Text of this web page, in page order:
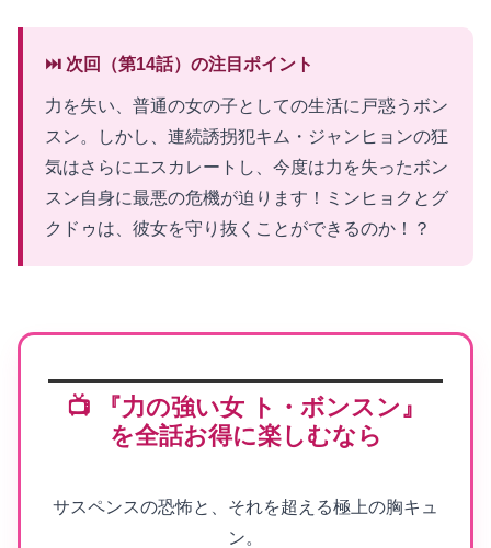
⏭️ 次回（第14話）の注目ポイント
力を失い、普通の女の子としての生活に戸惑うボン
スン。しかし、連続誘拐犯キム・ジャンヒョンの狂
気はさらにエスカレートし、今度は力を失ったボン
スン自身に最悪の危機が迫ります！ミンヒョクとグ
クドゥは、彼女を守り抜くことができるのか！？
📺 『力の強い女 ト・ボンスン』
を全話お得に楽しむなら
サスペンスの恐怖と、それを超える極上の胸キュ
ン。